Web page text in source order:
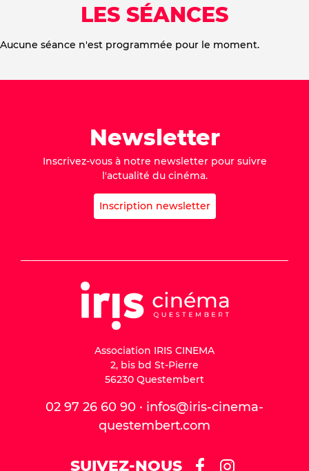
LES SÉANCES
Aucune séance n'est programmée pour le moment.
Newsletter
Inscrivez-vous à notre newsletter pour suivre
l'actualité du cinéma.
Inscription newsletter
Association IRIS CINEMA
2, bis bd St-Pierre
56230 Questembert
02 97 26 60 90 · infos@iris-cinema-
questembert.com
SUIVEZ-NOUS